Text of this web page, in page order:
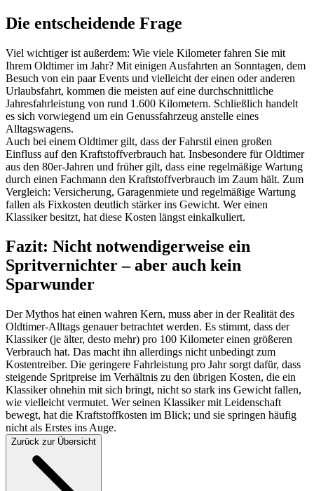
Die entscheidende Frage
Viel wichtiger ist außerdem: Wie viele Kilometer fahren Sie mit
Ihrem Oldtimer im Jahr? Mit einigen Ausfahrten an Sonntagen, dem
Besuch von ein paar Events und vielleicht der einen oder anderen
Urlaubsfahrt, kommen die meisten auf eine durchschnittliche
Jahresfahrleistung von rund 1.600 Kilometern. Schließlich handelt
es sich vorwiegend um ein Genussfahrzeug anstelle eines
Alltagswagens.
Auch bei einem Oldtimer gilt, dass der Fahrstil einen großen
Einfluss auf den Kraftstoffverbrauch hat. Insbesondere für Oldtimer
aus den 80er-Jahren und früher gilt, dass eine regelmäßige Wartung
durch einen Fachmann den Kraftstoffverbrauch im Zaum hält. Zum
Vergleich: Versicherung, Garagenmiete und regelmäßige Wartung
fallen als Fixkosten deutlich stärker ins Gewicht. Wer einen
Klassiker besitzt, hat diese Kosten längst einkalkuliert.
Fazit: Nicht notwendigerweise ein
Spritvernichter – aber auch kein
Sparwunder
Der Mythos hat einen wahren Kern, muss aber in der Realität des
Oldtimer-Alltags genauer betrachtet werden. Es stimmt, dass der
Klassiker (je älter, desto mehr) pro 100 Kilometer einen größeren
Verbrauch hat. Das macht ihn allerdings nicht unbedingt zum
Kostentreiber. Die geringere Fahrleistung pro Jahr sorgt dafür, dass
steigende Spritpreise im Verhältnis zu den übrigen Kosten, die ein
Klassiker ohnehin mit sich bringt, nicht so stark ins Gewicht fallen,
wie vielleicht vermutet. Wer seinen Klassiker mit Leidenschaft
bewegt, hat die Kraftstoffkosten im Blick; und sie springen häufig
nicht als Erstes ins Auge.
Zurück zur Übersicht